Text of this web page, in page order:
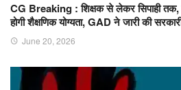
CG Breaking : शिक्षक से लेकर सिपाही तक,
होगी शैक्षणिक योग्यता, GAD ने जारी की
June 20, 2026